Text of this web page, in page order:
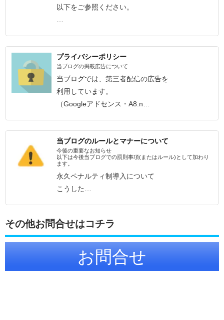
以下をご参照ください。
…
プライバシーポリシー
当ブログの掲載広告について
当ブログでは、第三者配信の広告を
利用しています。
（Googleアドセンス・A8.n…
当ブログのルールとマナーについて
今後の重要なお知らせ
以下は今後当ブログでの罰則事項(またはルール)として加わり
ます。
永久ペナルティ制導入について
こうした…
その他お問合せはコチラ
お問合せ